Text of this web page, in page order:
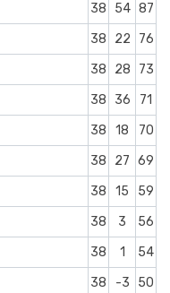
38 54 87
38 22
76
38 28
73
38 36
71
38 18
70
38 27 69
38 15
59
38 3
56
38 1
54
38 -3
50